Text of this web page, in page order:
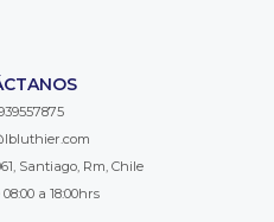
Santiago, Rm, Chile
a 18:00hrs